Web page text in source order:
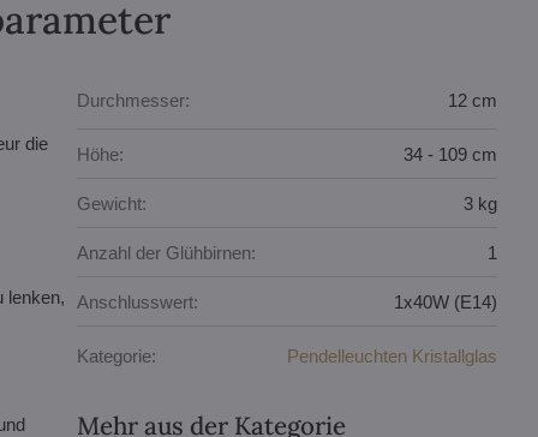
die
lenken,
Durchmesser: 12 cm
Höhe: 34 - 109 cm
Gewicht: 3 kg
Anzahl der Glühbirnen: 1
Anschlusswert: 1x40W (E14)
Kategorie: Pendelleuchten Kristallglas
Mehr aus der Kategorie